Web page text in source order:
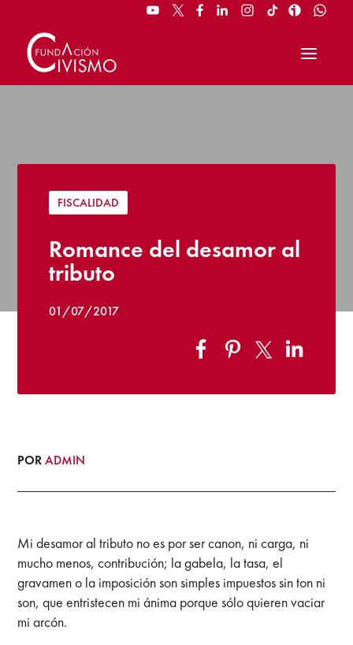
FISCALIDAD
Romance del desamor al
tributo
01/07/2017
PORADMIN
Mi desamor al tributo no es por ser canon, ni carga, ni
mucho menos, contribución; la gabela, la tasa, el
gravamen o la imposición son simples impuestos sin ton ni
son, que entristecen mi ánima porque sólo quieren vaciar
mi arcón.